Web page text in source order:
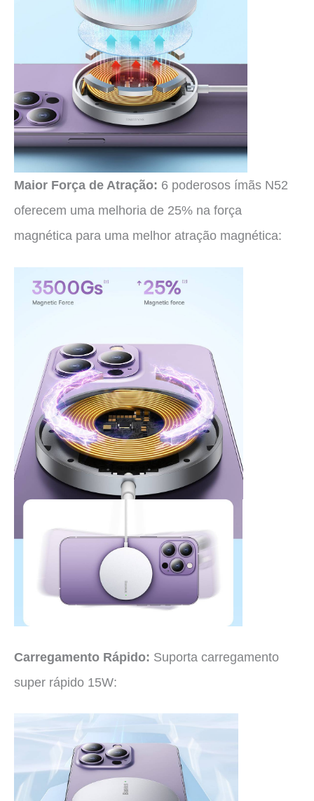
Maior Força de Atração: 6 poderosos ímãs N52
oferecem uma melhoria de 25% na força
magnética para uma melhor atração magnética:
Carregamento Rápido: Suporta carregamento
super rápido 15W: